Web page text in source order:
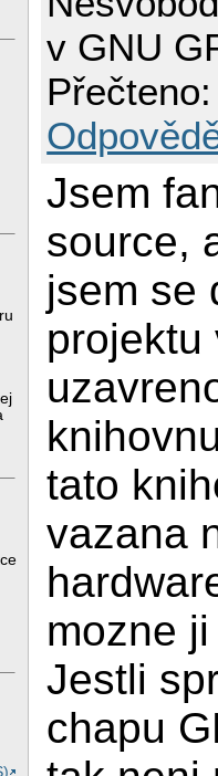
v GNU
Jsem
source,
jsem se
projektu
tato
vazana
mozne
Jestli
chapu